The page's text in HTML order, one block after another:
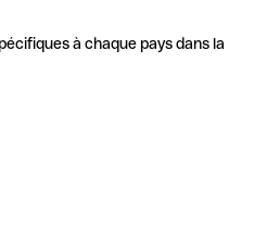
à chaque pays dans la